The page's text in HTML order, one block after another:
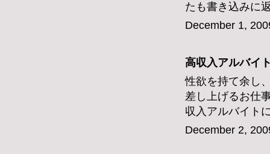
たも書き込みに
December 1,
高収入アルバイ
性欲を持て余し
差し上げるお仕
収入アルバイト
December 2,